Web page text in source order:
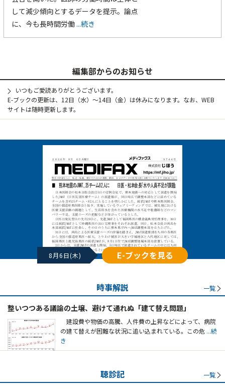
して減少傾向とするデータを提示。論点
に、今も長時間労働...続き
編集部からのお知らせ
いつもご愛読ありがとうございます。
E-ブックの更新は、12日（水）～14日（金）は休みになります。なお、WEB
サイトは随時更新します。
8月6日(木) E-ブックを見る
時事解説 一覧
整いつつある議論の土壌、避けて通れぬ「建て替え問題」
建設費や物価の高騰、人件費の上昇などによって、病院
の建て替えが困難な状況に追い込まれている。この危 ...続
き
聴診記 一覧